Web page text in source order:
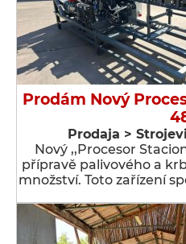
Prodám Nový
Prodaja >
Nový ,,Procesor
přípravě palivového a
množství. Toto zařízení